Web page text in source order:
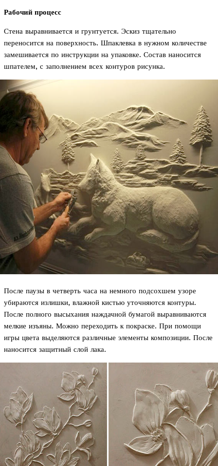
Рабочий процесс
Стена выравнивается и грунтуется. Эскиз тщательно
переносится на поверхность. Шпаклевка в нужном количестве
замешивается по инструкции на упаковке. Состав наносится
шпателем, с заполнением всех контуров рисунка.
После паузы в четверть часа на немного подсохшем узоре
убираются излишки, влажной кистью уточняются контуры.
После полного высыхания наждачной бумагой выравниваются
мелкие изъяны. Можно переходить к покраске. При помощи
игры цвета выделяются различные элементы композиции. После
наносится защитный слой лака.